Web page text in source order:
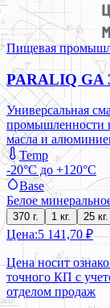
Пищевая
PARALIQ GA
Универсальная
промышленности
масла и
Temp
-20°C до +120°C
Base
Белое
370 г. 1 кг. 25 кг.
Цена:5 141,70 ₽
Цена носит
точного КП с
отделом продаж